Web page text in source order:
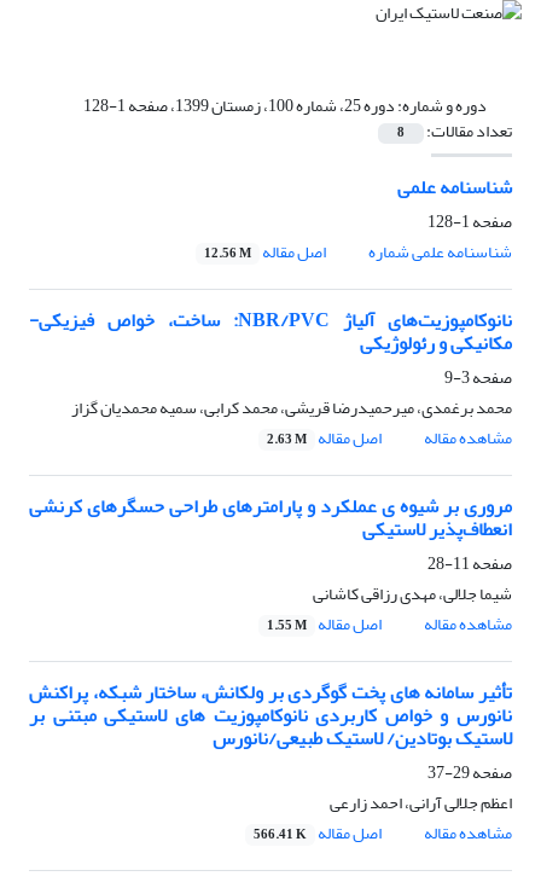
دوره و شماره:دوره 25، شماره 100، زمستان 1399، صفحه 1-128
تعداد مقالات: 8
شناسنامه علمی
صفحه1-128
شناسنامه علمی شماره
اصل مقاله 12.56 M
نانوکامپوزیت‌های آلیاژ NBR/PVC: ساخت، خواص فیزیکی-
مکانیکی و رئولوژیکی
صفحه3-9
محمد برغمدی، میرحمیدرضا قریشی، محمد کرابی، سمیه محمدیان گزاز
مشاهده مقاله
اصل مقاله 2.63 M
مروری بر شیوه ی عملکرد و پارامتر‌های طراحی حسگرهای کرنشی
انعطاف‌پذیر لاستیکی
صفحه11-28
شیما جلالی، مهدی رزاقی کاشانی
مشاهده مقاله
اصل مقاله 1.55 M
تأثیر سامانه های پخت گوگردی بر ولکانش، ساختار شبکه، پراکنش
نانورس و خواص کاربردی نانوکامپوزیت های لاستیکی مبتنی بر
لاستیک بوتادین/ لاستیک طبیعی/نانورس
صفحه29-37
اعظم جلالی آرانی، احمد زارعی
مشاهده مقاله
اصل مقاله 566.41 K